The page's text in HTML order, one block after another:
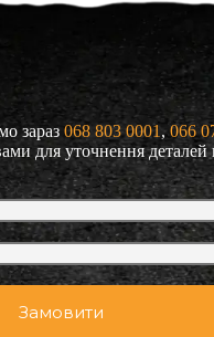
зараз 068 803 0001 , 066
для уточнення деталей